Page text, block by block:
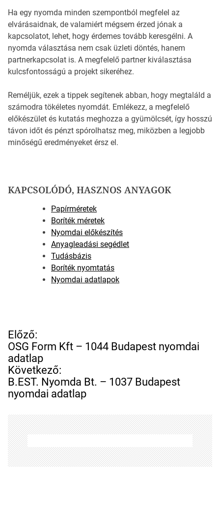
Ha egy nyomda minden szempontból megfelel az
elvárásaidnak, de valamiért mégsem érzed jónak a
kapcsolatot, lehet, hogy érdemes tovább keresgélni. A
nyomda választása nem csak üzleti döntés, hanem
partnerkapcsolat is. A megfelelő partner kiválasztása
kulcsfontosságú a projekt sikeréhez.
Reméljük, ezek a tippek segítenek abban, hogy megtaláld a
számodra tökéletes nyomdát. Emlékezz, a megfelelő
előkészület és kutatás meghozza a gyümölcsét, így hosszú
távon időt és pénzt spórolhatsz meg, miközben a legjobb
minőségű eredményeket érsz el.
KAPCSOLÓDÓ, HASZNOS ANYAGOK
Papírméretek
Boríték méretek
Nyomdai előkészítés
Anyagleadási segédlet
Tudásbázis
Boríték nyomtatás
Nyomdai adatlapok
B
e
j
e
g
y
z
é
s
n
a
v
Előző:
OSG Form Kft – 1044 Budapest nyomdai
adatlap
Következő:
B.EST. Nyomda Bt. – 1037 Budapest
nyomdai adatlap